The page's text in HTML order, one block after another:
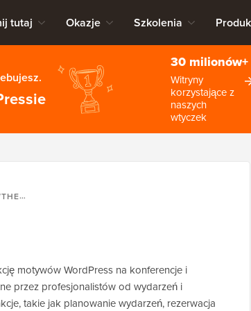
tutaj Okazje Szkolenia
30 milionów+
Witryny
korzystające z
naszych
wtyczek
motywów WordPress na konferencje i
przez profesjonalistów od wydarzeń i
takie jak planowanie wydarzeń, rezerwacja